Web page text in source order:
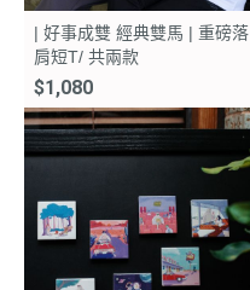
| 好事成雙 經典雙馬 | 重磅落
肩短T/ 共兩款
$1,080